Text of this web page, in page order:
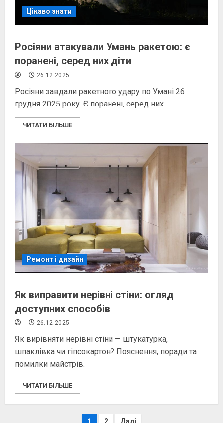
Цікаво знати
Росіяни атакували Умань ракетою: є
поранені, серед них діти
26.12.2025
Росіяни завдали ракетного удару по Умані 26
грудня 2025 року. Є поранені, серед них...
ЧИТАТИ БІЛЬШЕ
Ремонт і дизайн
Як виправити нерівні стіни: огляд
доступних способів
26.12.2025
Як вирівняти нерівні стіни — штукатурка,
шпаклівка чи гіпсокартон? Пояснення, поради та
помилки майстрів.
ЧИТАТИ БІЛЬШЕ
1 2 Далі